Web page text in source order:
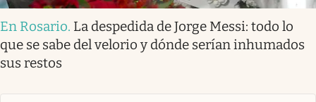
En Rosario. La despedida de Jorge Messi: todo lo
que se sabe del velorio y dónde serían inhumados
sus restos